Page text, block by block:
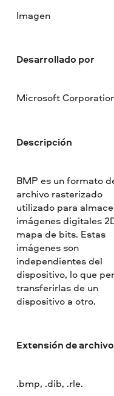
Imagen
Desarrollado por
Microsoft
Descripción
BMP es un formato
archivo rasterizado
utilizado para
imágenes digitales
mapa de bits. Estas
imágenes son
independientes del
dispositivo, lo que
transferirlas de un
dispositivo a otro.
Extensión de archivo
.bmp, .dib, .rle.